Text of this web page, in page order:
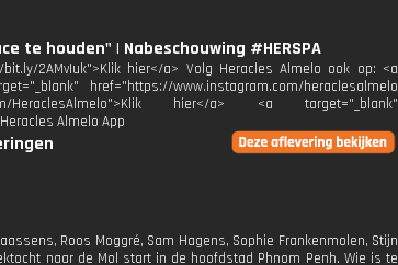
te houden" | Nabeschouwing #HERSPA
2AMvIuk">Klik hier</a> Volg Heracles Almelo ook op: <a
href="https://www.instagram.com/heraclesalmelo
HeraclesAlmelo">Klik hier</a> <a target="_blank"
Almelo App
Roos Moggré, Sam Hagens, Sophie Frankenmolen, Stijn
naar de Mol start in de hoofdstad Phnom Penh. Wie is te